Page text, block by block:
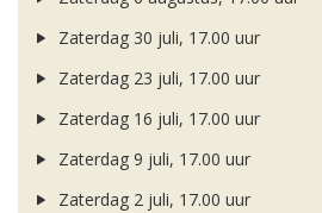
Zaterdag 30 juli, 17.00 uur
Zaterdag 23 juli, 17.00 uur
Zaterdag 16 juli, 17.00 uur
Zaterdag 9 juli, 17.00 uur
Zaterdag 2 juli, 17.00 uur